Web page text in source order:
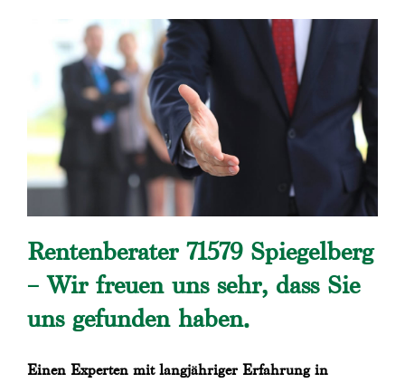
Rentenberater 71579 Spiegelberg
– Wir freuen uns sehr, dass Sie
uns gefunden haben.
Einen Experten mit langjähriger Erfahrung in